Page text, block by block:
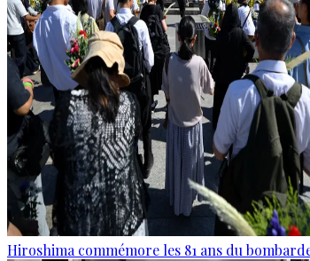
Hiroshima commémore les 81 ans du